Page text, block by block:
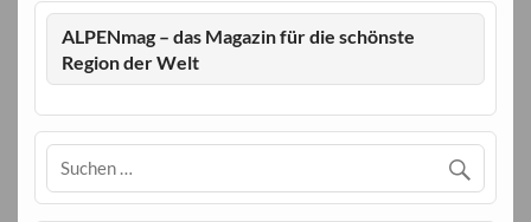
ALPENmag – das Magazin für die schönste
Region der Welt